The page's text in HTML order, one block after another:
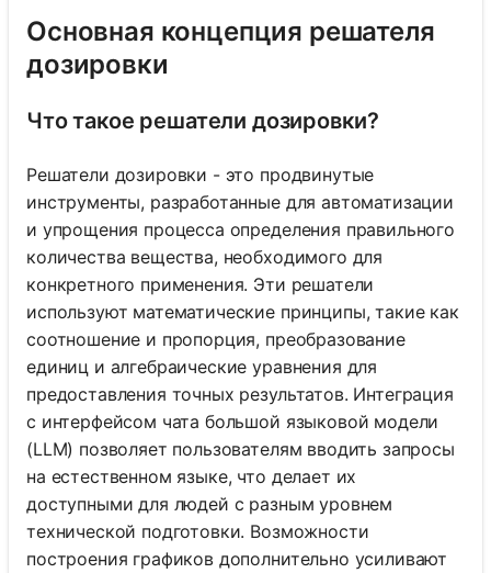
Основная концепция решателя
дозировки
Что такое решатели дозировки?
Решатели дозировки - это продвинутые
инструменты, разработанные для автоматизации
и упрощения процесса определения правильного
количества вещества, необходимого для
конкретного применения. Эти решатели
используют математические принципы, такие как
соотношение и пропорция, преобразование
единиц и алгебраические уравнения для
предоставления точных результатов. Интеграция
с интерфейсом чата большой языковой модели
(LLM) позволяет пользователям вводить запросы
на естественном языке, что делает их
доступными для людей с разным уровнем
технической подготовки. Возможности
построения графиков дополнительно усиливают